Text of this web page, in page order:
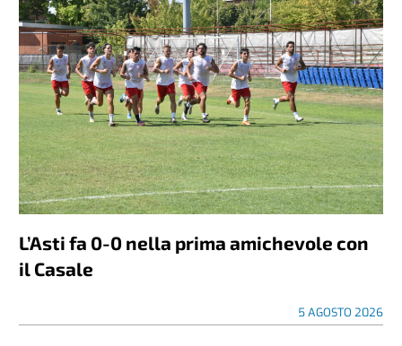
L’Asti fa 0-0 nella prima amichevole con
il Casale
5 AGOSTO 2026